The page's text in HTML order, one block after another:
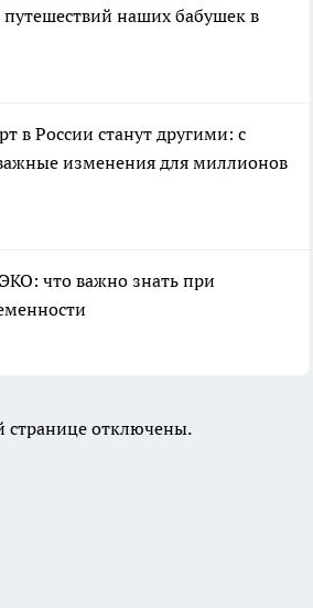
наших бабушек в
в России станут другими: с
изменения для миллионов
что важно знать при
странице отключены.